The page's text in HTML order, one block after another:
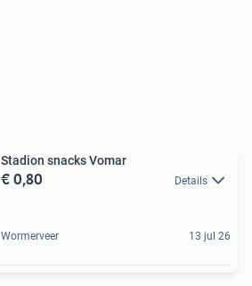
Stadion snacks Vomar
€ 0,80 Details
Wormerveer 13 jul 26